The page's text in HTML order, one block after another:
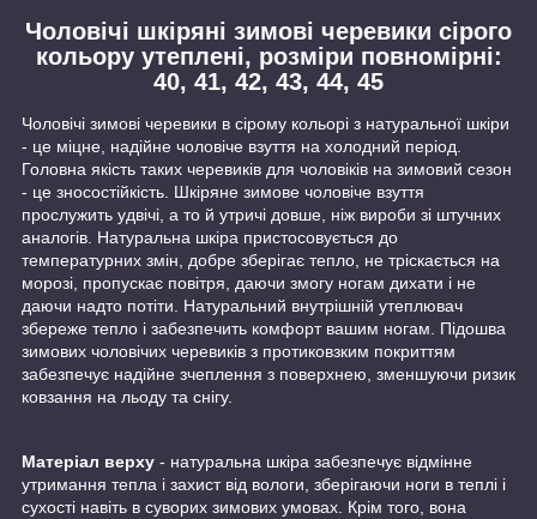
Чоловічі шкіряні зимові черевики сірого
кольору утеплені, розміри повномірні:
40, 41, 42, 43, 44, 45
Чоловічі зимові черевики в сірому кольорі з натуральної шкіри
- це міцне, надійне чоловіче взуття на холодний період.
Головна якість таких черевиків для чоловіків на зимовий сезон
- це зносостійкість. Шкіряне зимове чоловіче взуття
прослужить удвічі, а то й утричі довше, ніж вироби зі штучних
аналогів. Натуральна шкіра пристосовується до
температурних змін, добре зберігає тепло, не тріскається на
морозі, пропускає повітря, даючи змогу ногам дихати і не
даючи надто потіти. Натуральний внутрішній утеплювач
збереже тепло і забезпечить комфорт вашим ногам. Підошва
зимових чоловічих черевиків з протиковзким покриттям
забезпечує надійне зчеплення з поверхнею, зменшуючи ризик
ковзання на льоду та снігу.
Матеріал верху - натуральна шкіра забезпечує відмінне
утримання тепла і захист від вологи, зберігаючи ноги в теплі і
сухості навіть в суворих зимових умовах. Крім того, вона